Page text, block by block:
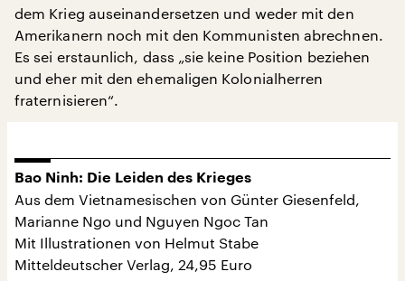
dem Krieg auseinandersetzen und weder mit den
Amerikanern noch mit den Kommunisten abrechnen.
Es sei erstaunlich, dass „sie keine Position beziehen
und eher mit den ehemaligen Kolonialherren
fraternisieren“.
Bao Ninh: Die Leiden des Krieges
Aus dem Vietnamesischen von Günter Giesenfeld,
Marianne Ngo und Nguyen Ngoc Tan
Mit Illustrationen von Helmut Stabe
Mitteldeutscher Verlag, 24,95 Euro